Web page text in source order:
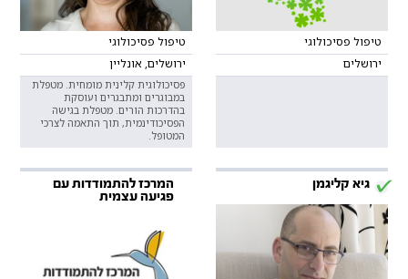
טיפול פסיכולוגי
ירושלים
טיפול פסיכולוגי
ירושלים, אונליין
פסיכולוגית קלינית מומחית. מטפלת
במבוגרים ומתבגרים ועוסקת
בהדרכות הורים. מטפלת בגישה
הפסיכודינמית, תוך התאמה לצרכי
המטופל.
גיא קליגמן
המרכז להתמודדות עם
פגיעה עצמית